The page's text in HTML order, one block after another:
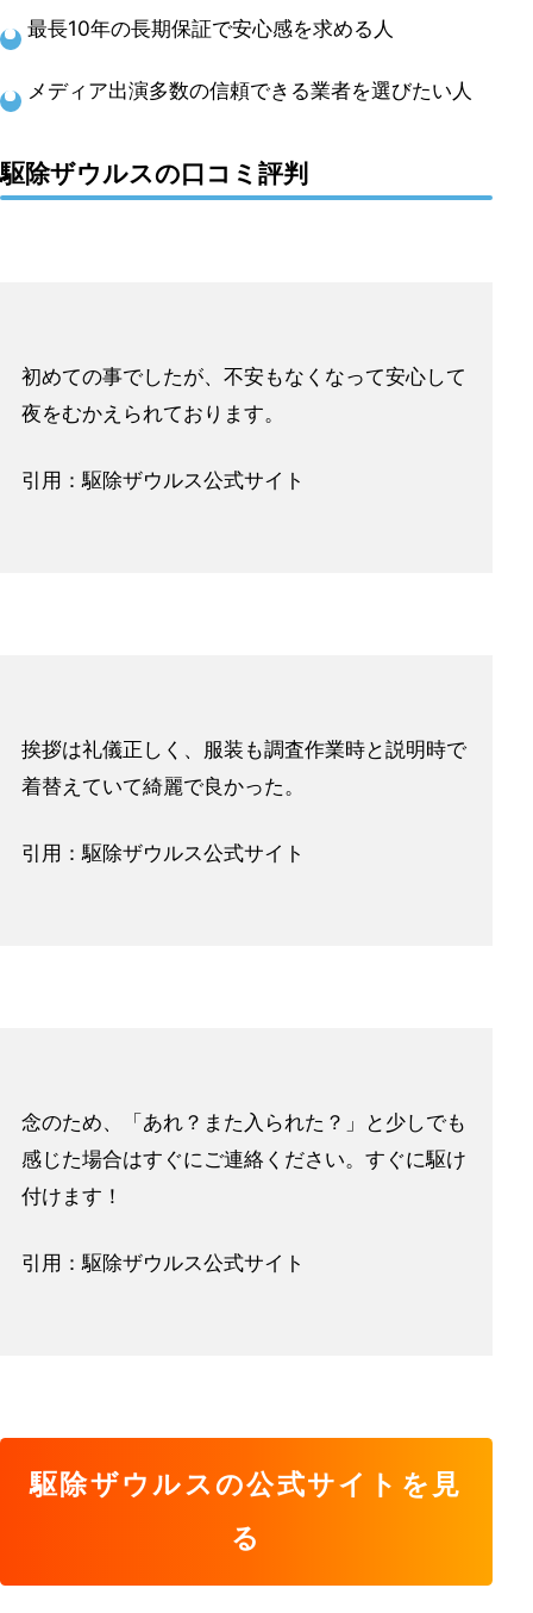
最長10年の長期保証で安心感を求める人
メディア出演多数の信頼できる業者を選びたい人
駆除ザウルスの口コミ評判
初めての事でしたが、不安もなくなって安心して
夜をむかえられております。
引用：駆除ザウルス公式サイト
挨拶は礼儀正しく、服装も調査作業時と説明時で
着替えていて綺麗で良かった。
引用：駆除ザウルス公式サイト
念のため、「あれ？また入られた？」と少しでも
感じた場合はすぐにご連絡ください。すぐに駆け
付けます！
引用：駆除ザウルス公式サイト
駆除ザウルスの公式サイトを見
る